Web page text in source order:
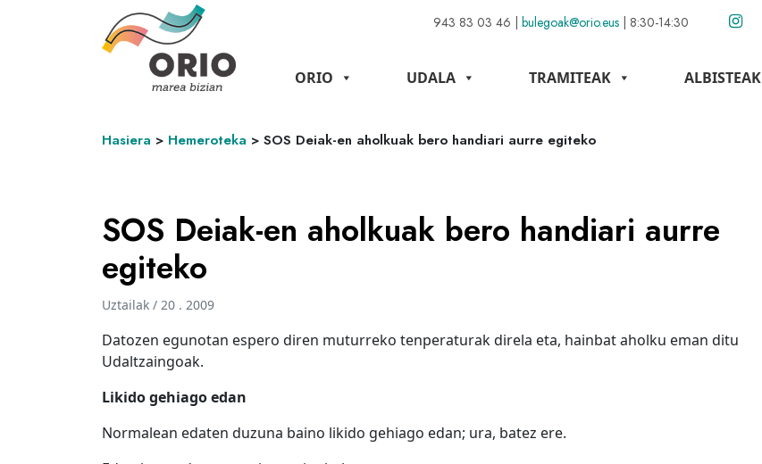
943 83 03 46 | bulegoak@orio.eus | 8:30-14:30
ORIO UDALA TRAMITEAK ALBISTEAK
Hasiera > Hemeroteka > SOS Deiak-en aholkuak bero handiari aurre egiteko
SOS Deiak-en aholkuak bero handiari aurre
egiteko
Uztailak / 20 . 2009
Datozen egunotan espero diren muturreko tenperaturak direla eta, hainbat aholku eman ditu
Udaltzaingoak.
Likido gehiago edan
Normalean edaten duzuna baino likido gehiago edan; ura, batez ere.